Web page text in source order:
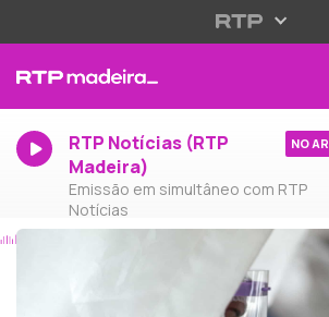
RTP Notícias (RTP
Madeira)
Emissão em simultâneo com RTP
Notícias
NO AR